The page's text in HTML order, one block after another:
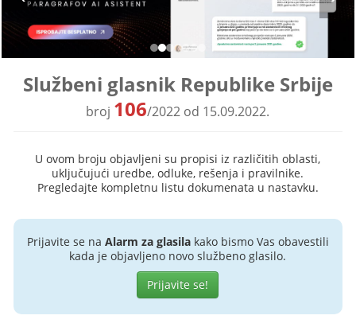
Službeni glasnik Republike Srbije
broj 106/2022 od 15.09.2022.
U ovom broju objavljeni su propisi iz različitih oblasti,
uključujući uredbe, odluke, rešenja i pravilnike.
Pregledajte kompletnu listu dokumenata u nastavku.
Prijavite se na Alarm za glasilakako bismo Vas obavestili
kada je objavljeno novo službeno glasilo.
Prijavite se!